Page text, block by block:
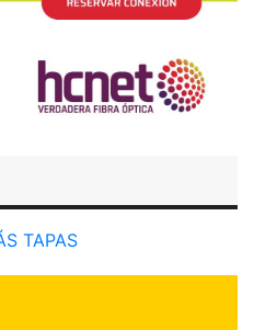
TAPAS